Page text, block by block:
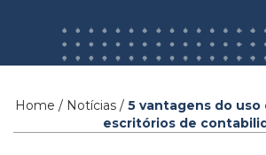
Home / Notícias / 5 vantagens do
escritórios de